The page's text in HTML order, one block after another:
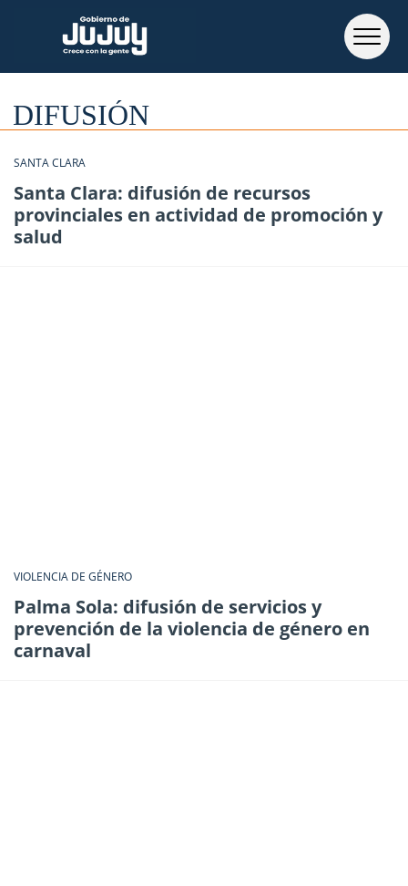
DIFUSIÓN
SANTA CLARA
Santa Clara: difusión de recursos
provinciales en actividad de promoción y
salud
VIOLENCIA DE GÉNERO
Palma Sola: difusión de servicios y
prevención de la violencia de género en
carnaval